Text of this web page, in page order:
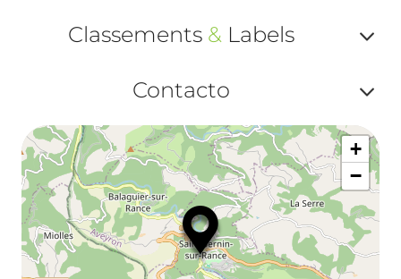
Classements &Labels
ou
Contacto
ou
+
−